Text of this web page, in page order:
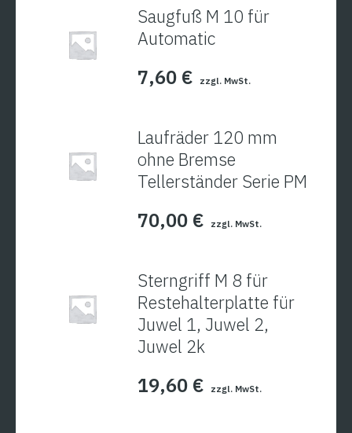
Saugfuß M 10 für
Automatic
7,60 € zzgl. MwSt.
Laufräder 120 mm
ohne Bremse
Tellerständer Serie PM
70,00 € zzgl. MwSt.
Sterngriff M 8 für
Restehalterplatte für
Juwel 1, Juwel 2,
Juwel 2k
19,60 € zzgl. MwSt.